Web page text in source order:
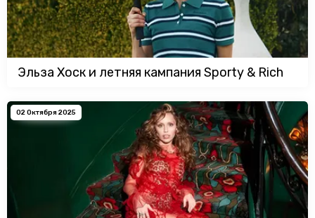
Эльза Хоск и летняя кампания Sporty & Rich
02 Октября 2025